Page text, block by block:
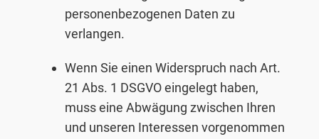
personenbezogenen Daten zu
verlangen.
Wenn Sie einen Widerspruch nach Art.
21 Abs. 1 DSGVO eingelegt haben,
muss eine Abwägung zwischen Ihren
und unseren Interessen vorgenommen